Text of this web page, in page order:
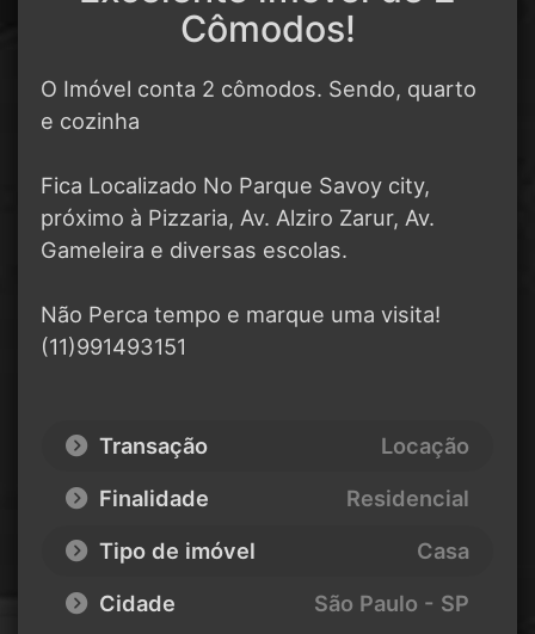
Cômodos!
O Imóvel conta 2 cômodos. Sendo, quarto
e cozinha
Fica Localizado No Parque Savoy city,
próximo à Pizzaria, Av. Alziro Zarur, Av.
Gameleira e diversas escolas.
Não Perca tempo e marque uma visita!
(11)991493151
Transação
Locação
Finalidade
Residencial
Tipo de imóvel
Casa
Cidade
São Paulo - SP